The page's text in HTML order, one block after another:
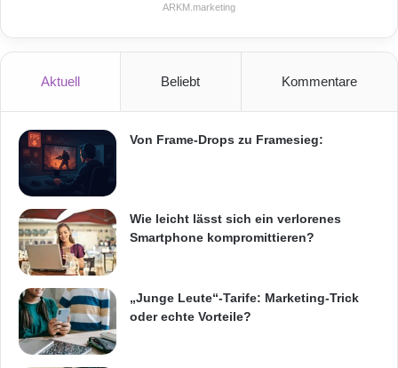
ARKM.marketing
Aktuell Beliebt Kommentare
Von Frame-Drops zu Framesieg:
Wie leicht lässt sich ein verlorenes
Smartphone kompromittieren?
„Junge Leute“-Tarife: Marketing-Trick
oder echte Vorteile?